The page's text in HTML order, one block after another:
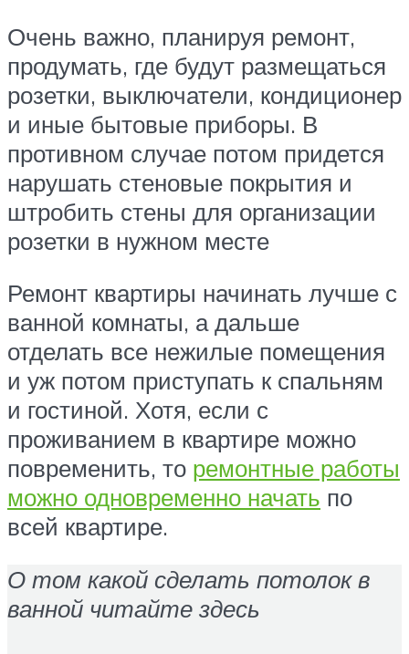
Очень важно, планируя ремонт,
продумать, где будут размещаться
розетки, выключатели, кондиционер
и иные бытовые приборы. В
противном случае потом придется
нарушать стеновые покрытия и
штробить стены для организации
розетки в нужном месте
Ремонт квартиры начинать лучше с
ванной комнаты, а дальше
отделать все нежилые помещения
и уж потом приступать к спальням
и гостиной. Хотя, если с
проживанием в квартире можно
повременить, то ремонтные работы
можно одновременно начать по
всей квартире.
О том какой сделать потолок в
ванной читайте здесь